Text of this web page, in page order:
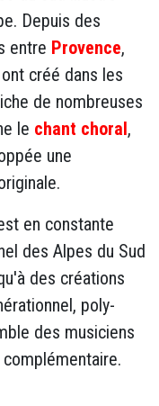
Depuis des
entre Provence,
ont créé dans les
de nombreuses
le chant choral,
une
en constante
des Alpes du Sud
des créations
poly-
des musiciens